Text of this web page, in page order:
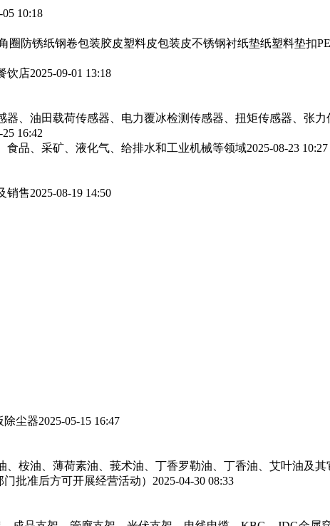
05 10:18
圈防锈纸钢卷包装胶皮塑料皮包装皮不锈钢衬纸垫纸塑料垫扣
饮店2025-09-01 13:18
、油田载荷传感器、电力覆冰检测传感器、扭矩传感器、张力
16:42
食品、采矿、液化气、给排水和工业机械等领域2025-08-23 10:27
销售2025-08-19 14:50
除尘器2025-05-15 16:47
桉油、薄荷素油、莪术油、丁香罗勒油、丁香油、艾叶油及
批准后方可开展经营活动） 2025-04-30 08:33